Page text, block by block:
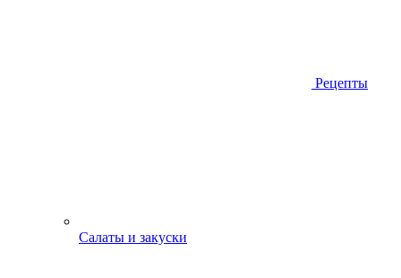
Рецепты
Салаты и закуски